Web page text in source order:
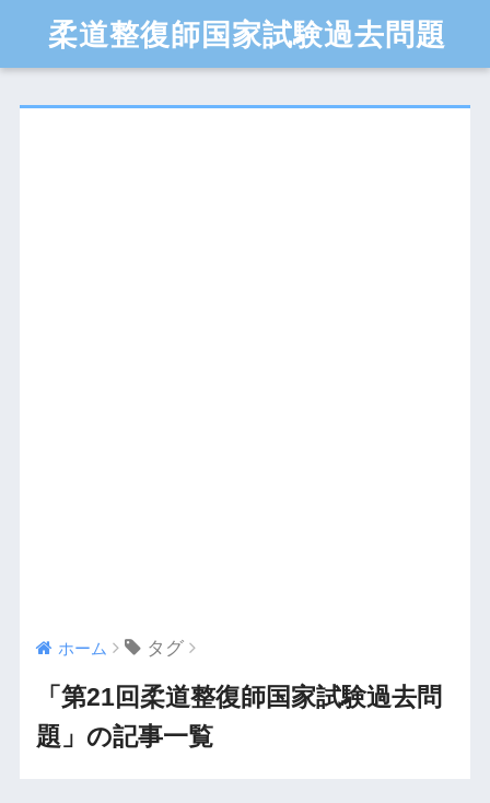
柔道整復師国家試験過去問題
ホーム タグ
「第21回柔道整復師国家試験過去問
題」の記事一覧